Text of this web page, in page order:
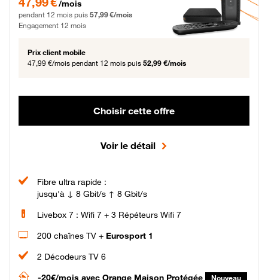
/mois
pendant 12 mois puis 57,99 €/mois
Engagement 12 mois
Prix client mobile
47,99 €/mois pendant 12 mois puis 52,99 €/mois
Choisir cette offre
Voir le détail
Fibre ultra rapide :
jusqu'à ↓ 8 Gbit/s ↑ 8 Gbit/s
Livebox 7 : Wifi 7 + 3 Répéteurs Wifi 7
200 chaînes TV + Eurosport 1
2 Décodeurs TV 6
-20€/mois avec Orange Maison Protégée Nouveau